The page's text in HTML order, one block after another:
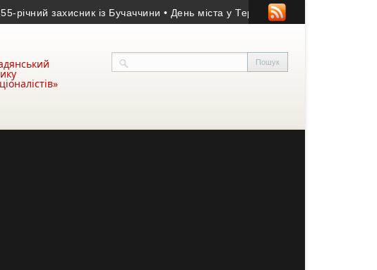
захисник із Бучаччини • День міста у Тернополі: програма заходів 14-